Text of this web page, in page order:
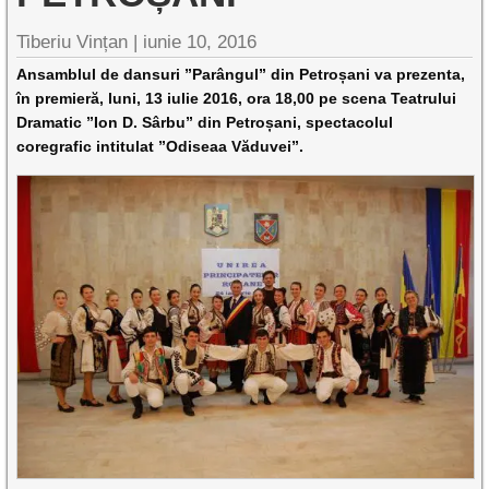
Tiberiu Vințan | iunie 10, 2016
Ansamblul de dansuri ”Parângul” din Petroșani va prezenta,
în premieră, luni, 13 iulie 2016, ora 18,00 pe scena Teatrului
Dramatic ”Ion D. Sârbu” din Petroșani, spectacolul
coregrafic intitulat ”Odiseaa Văduvei”.